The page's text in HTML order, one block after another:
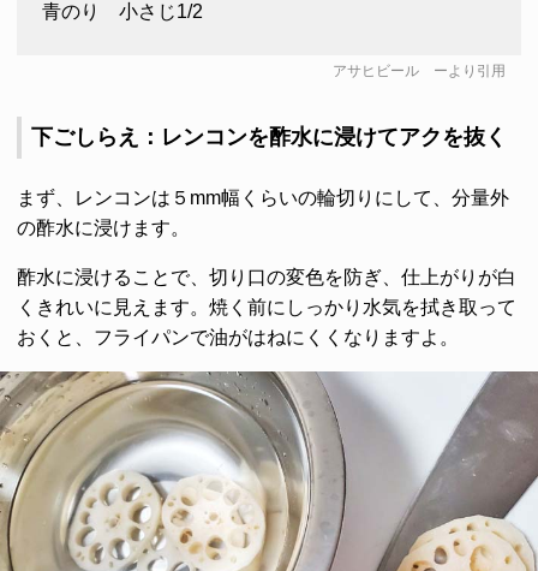
青のり 小さじ1/2
アサヒビールーより引用
下ごしらえ：レンコンを酢水に浸けてアクを抜く
まず、レンコンは５mm幅くらいの輪切りにして、分量外
の酢水に浸けます。
酢水に浸けることで、切り口の変色を防ぎ、仕上がりが白
くきれいに見えます。焼く前にしっかり水気を拭き取って
おくと、フライパンで油がはねにくくなりますよ。